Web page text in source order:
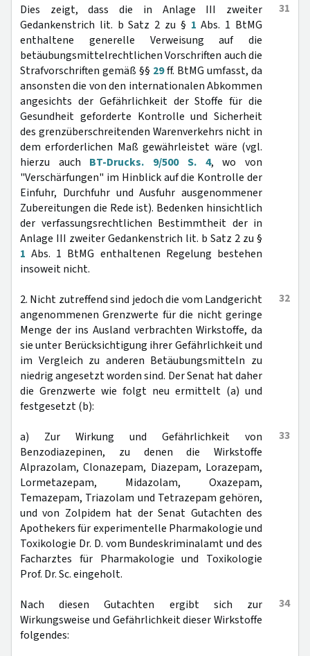
31
Dies zeigt, dass die in Anlage III zweiter
Gedankenstrich lit. b Satz 2 zu § 1 Abs. 1 BtMG
enthaltene generelle Verweisung auf die
betäubungsmittelrechtlichen Vorschriften auch die
Strafvorschriften gemäß §§ 29ff. BtMG umfasst, da
ansonsten die von den internationalen Abkommen
angesichts der Gefährlichkeit der Stoffe für die
Gesundheit geforderte Kontrolle und Sicherheit
des grenzüberschreitenden Warenverkehrs nicht in
dem erforderlichen Maß gewährleistet wäre (vgl.
hierzu auch BT-Drucks. 9/500 S. 4, wo von
"Verschärfungen" im Hinblick auf die Kontrolle der
Einfuhr, Durchfuhr und Ausfuhr ausgenommener
Zubereitungen die Rede ist). Bedenken hinsichtlich
der verfassungsrechtlichen Bestimmtheit der in
Anlage III zweiter Gedankenstrich lit. b Satz 2 zu §
1 Abs. 1 BtMG enthaltenen Regelung bestehen
insoweit nicht.
32
2. Nicht zutreffend sind jedoch die vom Landgericht
angenommenen Grenzwerte für die nicht geringe
Menge der ins Ausland verbrachten Wirkstoffe, da
sie unter Berücksichtigung ihrer Gefährlichkeit und
im Vergleich zu anderen Betäubungsmitteln zu
niedrig angesetzt worden sind. Der Senat hat daher
die Grenzwerte wie folgt neu ermittelt (a) und
festgesetzt (b):
33
a) Zur Wirkung und Gefährlichkeit von
Benzodiazepinen, zu denen die Wirkstoffe
Alprazolam, Clonazepam, Diazepam, Lorazepam,
Lormetazepam, Midazolam, Oxazepam,
Temazepam, Triazolam und Tetrazepam gehören,
und von Zolpidem hat der Senat Gutachten des
Apothekers für experimentelle Pharmakologie und
Toxikologie Dr. D. vom Bundeskriminalamt und des
Facharztes für Pharmakologie und Toxikologie
Prof. Dr. Sc. eingeholt.
34
Nach diesen Gutachten ergibt sich zur
Wirkungsweise und Gefährlichkeit dieser Wirkstoffe
folgendes: